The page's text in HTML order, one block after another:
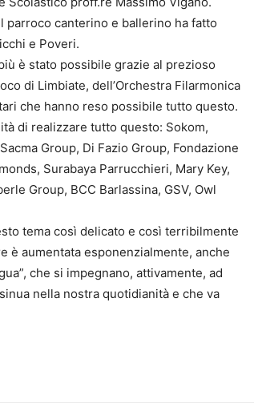
parroco canterino e ballerino ha fatto
e Poveri.
è stato possibile grazie al prezioso
di Limbiate, dell’Orchestra Filarmonica
che hanno reso possibile tutto questo.
di realizzare tutto questo: Sokom,
Group, Di Fazio Group, Fondazione
Surabaya Parrucchieri, Mary Key,
Group, BCC Barlassina, GSV, Owl
tema così delicato e così terribilmente
è aumentata esponenzialmente, anche
che si impegnano, attivamente, ad
nella nostra quotidianità e che va